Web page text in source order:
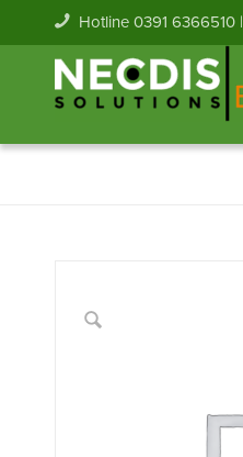
Hotline 0391 6366510 |